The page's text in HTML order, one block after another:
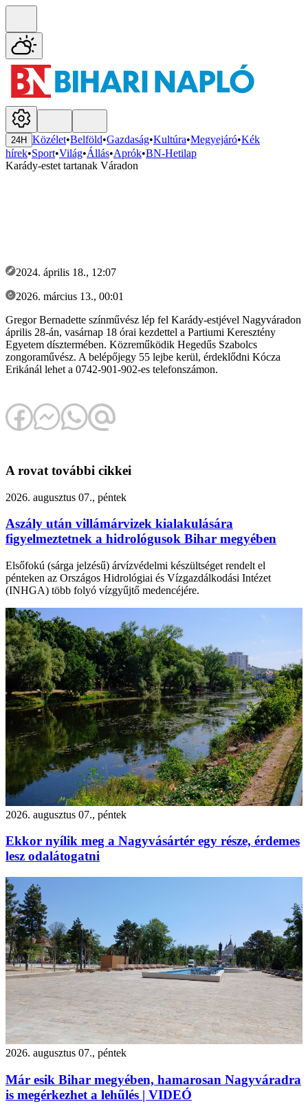
24H Közélet•Belföld•Gazdaság•Kultúra•Megyejáró•Kék
hírek•Sport•Világ•Állás•Aprók•BN-Hetilap
Karády-estet tartanak Váradon
2024. április 18., 12:07
2026. március 13., 00:01
Gregor Bernadette színművész lép fel Karády-estjével Nagyváradon
április 28-án, vasárnap 18 órai kezdettel a Partiumi Keresztény
Egyetem dísztermében. Közreműködik Hegedűs Szabolcs
zongoraművész. A belépőjegy 55 lejbe kerül, érdeklődni Kócza
Erikánál lehet a 0742-901-902-es telefonszámon.
A rovat további cikkei
2026. augusztus 07., péntek
Aszály után villámárvizek kialakulására
figyelmeztetnek a hidrológusok Bihar megyében
Elsőfokú (sárga jelzésű) árvízvédelmi készültséget rendelt el
pénteken az Országos Hidrológiai és Vízgazdálkodási Intézet
(INHGA) több folyó vízgyűjtő medencéjére.
2026. augusztus 07., péntek
Ekkor nyílik meg a Nagyvásártér egy része, érdemes
lesz odalátogatni
2026. augusztus 07., péntek
Már esik Bihar megyében, hamarosan Nagyváradra
is megérkezhet a lehűlés | VIDEÓ